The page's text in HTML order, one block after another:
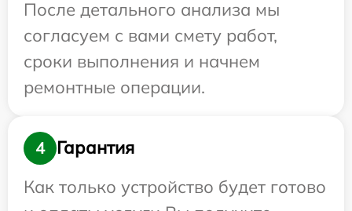
После детального анализа мы
согласуем с вами смету работ,
сроки выполнения и начнем
ремонтные операции.
4
Гарантия
Как только устройство будет готово